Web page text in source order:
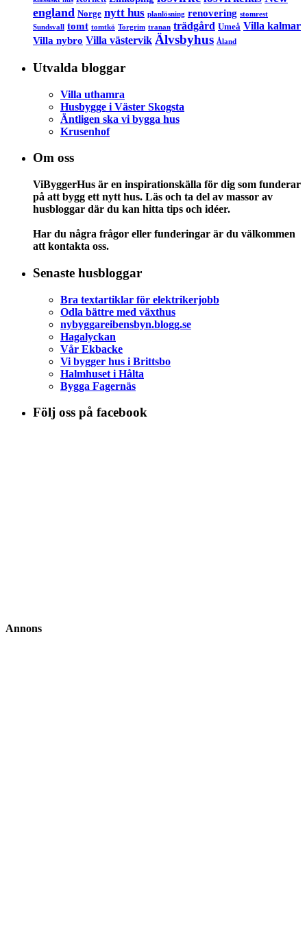
england Norge nytt hus planlösning renovering stomrest
Sundsvall tomt tomtkö Torgrim tranan trädgård Umeå Villa kalmar
Villa nybro Villa västervik Älvsbyhus Åland
Utvalda bloggar
Villa uthamra
Husbygge i Väster Skogsta
Äntligen ska vi bygga hus
Krusenhof
Om oss
ViByggerHus är en inspirationskälla för dig som funderar
på att bygg ett nytt hus. Läs och ta del av massor av
husbloggar där du kan hitta tips och idéer.
Har du några frågor eller funderingar är du välkommen
att kontakta oss.
Senaste husbloggar
Bra textartiklar för elektrikerjobb
Odla bättre med växthus
nybyggareibensbyn.blogg.se
Hagalyckan
Vår Ekbacke
Vi bygger hus i Brittsbo
Halmhuset i Hålta
Bygga Fagernäs
Följ oss på facebook
Annons